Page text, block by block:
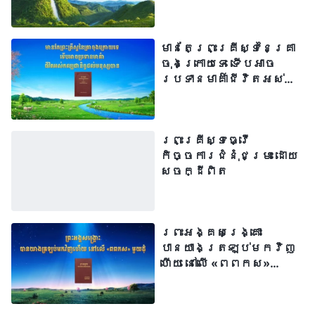
មានតែព្រះគ្រីស្ទនៃគ្រា
ចុងក្រោយទេ ទើបអាច
ប្រទានមាគ៌ាជីវិតអស់
ព្រះគ្រីស្ទធ្វើ
កិច្ចការជំនុំជម្រះ ដោយ
សេចក្ដីពិត
ព្រះអង្គសង្គ្រោះ
បានយាងត្រឡប់មកវិញ
ហើយ នៅលើ «ពពកស»